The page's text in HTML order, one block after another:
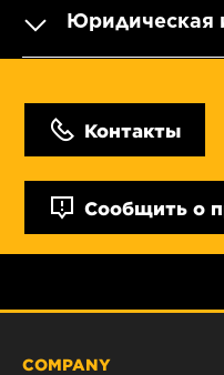
Юридическая
Контакты
Сообщить о
COMPANY